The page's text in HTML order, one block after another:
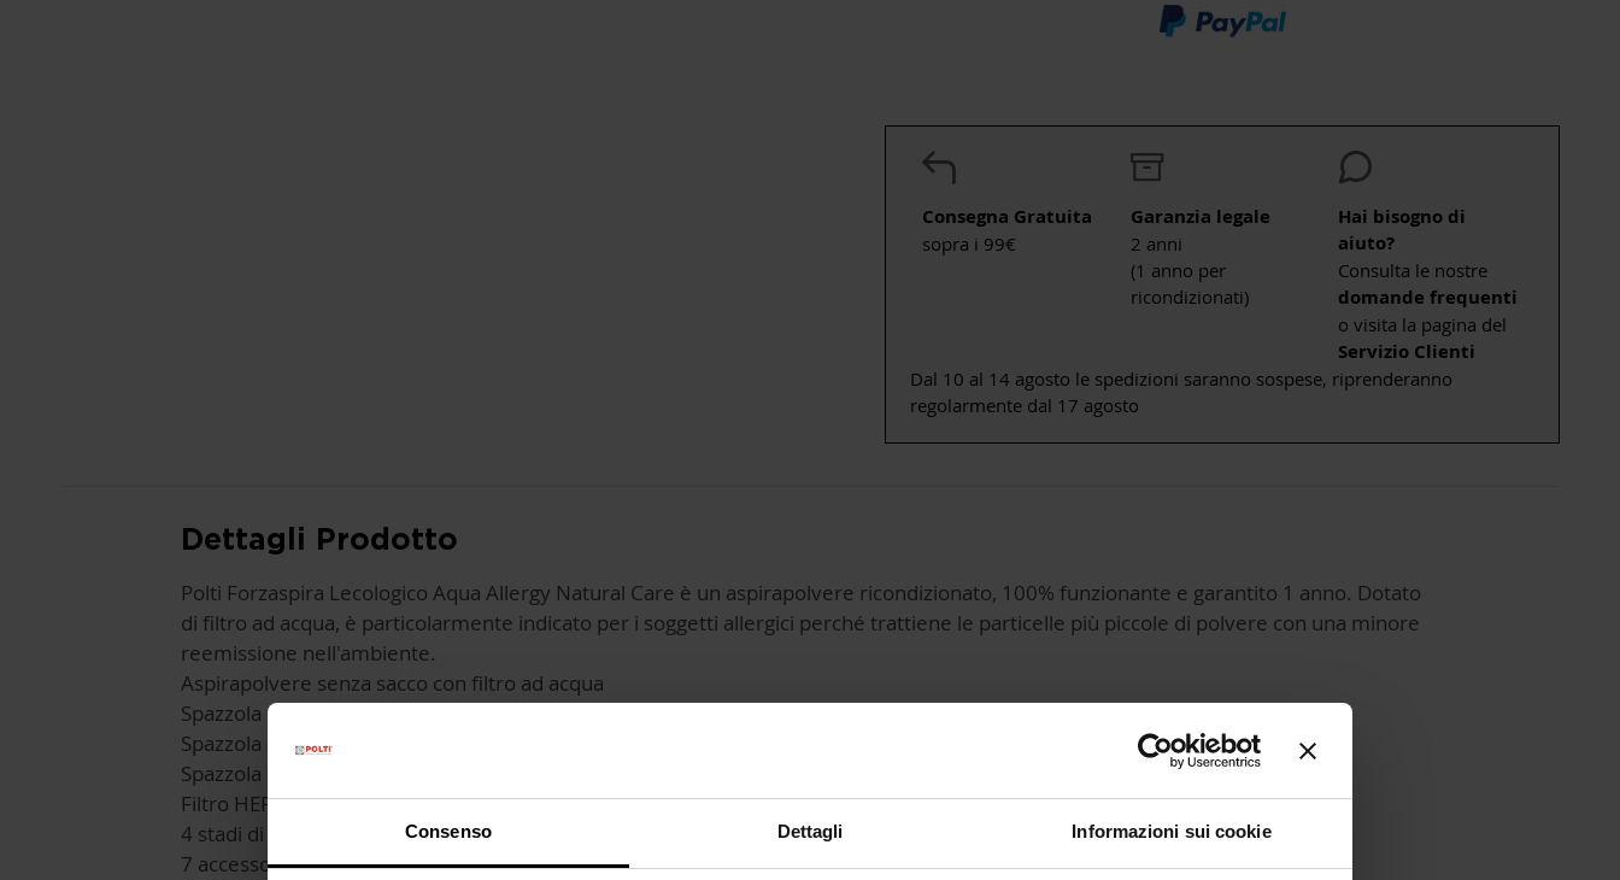
Consenso Dettagli Informazioni sui cookie
Consegna Gratuita
sopra i 99€
Garanzia legale
2 anni
(1 anno per
ricondizionati)
Hai bisogno di
aiuto?
Consulta le nostre
domande frequenti
o visita la pagina del
Servizio Clienti
Dal 10 al 14 agosto le spedizioni saranno sospese, riprenderanno
regolarmente dal 17 agosto
Dettagli Prodotto
Polti Forzaspira Lecologico Aqua Allergy Natural Care è un aspirapolvere ricondizionato, 100% funzionante e garantito 1 anno. Dotato
di filtro ad acqua, è particolarmente indicato per i soggetti allergici perché trattiene le particelle più piccole di polvere con una minore
reemissione nell'ambiente.
Aspirapolvere senza sacco con filtro ad acqua
Spazzola universale 2 posizioni
Spazzola aspira liquidi
Spazzola parquet
Filtro HEPA H13
4 stadi di filtrazione
7 accessori